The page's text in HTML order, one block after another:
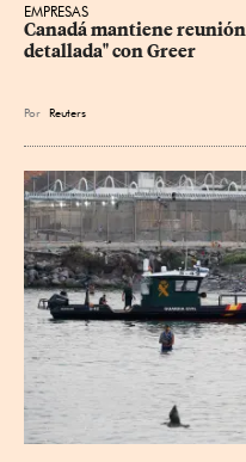
EMPRESAS
Canadá mantiene reunión ‌comercial "constructiva y
detallada" con Greer
Por Reuters